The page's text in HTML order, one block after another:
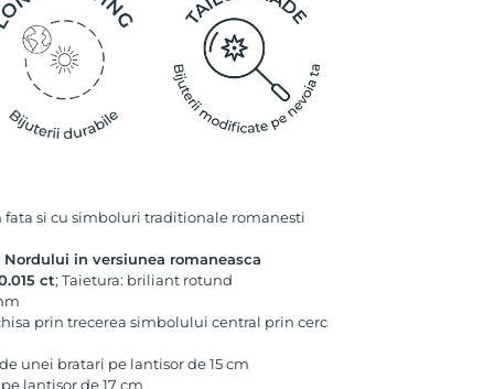
fata si cu simboluri traditionale romanesti
Nordului in versiunea romaneasca
ct; Taietura: briliant rotund
prin trecerea simbolului central prin cerc
unei bratari pe lantisor de 15 cm
lantisor de 17 cm